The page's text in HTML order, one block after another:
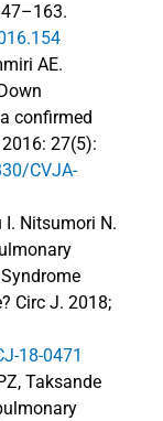
AE.
confirmed
27(5):
CVJA-
I. Nitsumori N.
Circ J. 2018;
18-0471
Taksande